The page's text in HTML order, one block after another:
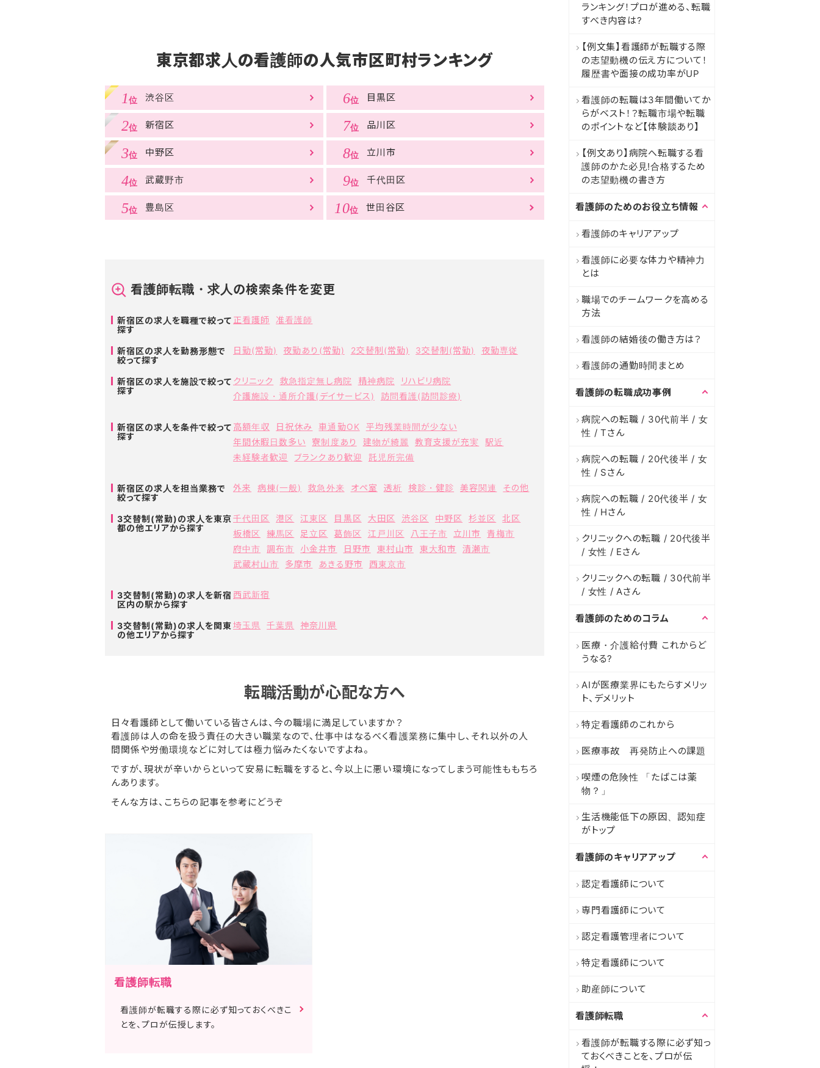
東京都求人の看護師の人気市区町村ランキング
渋谷区
新宿区
中野区
武蔵野市
豊島区
目黒区
品川区
立川市
千代田区
世田谷区
看護師転職・求人の検索条件を変更
新宿区の求人を職種で絞って
探す
正看護師 准看護師
新宿区の求人を勤務形態で
絞って探す
日勤(常勤) 夜勤あり(常勤) 2交替制(常勤) 3交替制(常勤) 夜勤専従
新宿区の求人を施設で絞って
探す
クリニック 救急指定無し病院 精神病院
リハビリ病院
介護施設・通所介護(デイサービス)
訪問看護(訪問診療)
新宿区の求人を条件で絞って
探す
高額年収 日祝休み 車通勤OK
平均残業時間が少ない
年間休暇日数多い
寮制度あり 建物が綺麗 教育支援が充実
駅近
未経験者歓迎
ブランクあり歓迎 託児所完備
新宿区の求人を担当業務で
絞って探す
外来 病棟(一般) 救急外来 オペ室 透析 検診・健診 美容関連 その他
3交替制(常勤)の求人を東京
都の他エリアから探す
千代田区 港区 江東区 目黒区 大田区 渋谷区 中野区 杉並区
北区
板橋区
練馬区 足立区 葛飾区 江戸川区 八王子市 立川市
青梅市
府中市
調布市 小金井市 日野市 東村山市 東大和市
清瀬市
武蔵村山市
多摩市 あきる野市 西東京市
3交替制(常勤)の求人を新宿
区内の駅から探す
西武新宿
3交替制(常勤)の求人を関東
の他エリアから探す
埼玉県 千葉県 神奈川県
転職活動が心配な方へ
日々看護師として働いている皆さんは、今の職場に満足していますか？
看護師は人の命を扱う責任の大きい職業なので、仕事中はなるべく看護業務に集中し、それ以外の人
間関係や労働環境などに対しては極力悩みたくないですよね。
ですが、現状が辛いからといって安易に転職をすると、今以上に悪い環境になってしまう可能性ももちろ
んあります。
そんな方は、こちらの記事を参考にどうぞ
看護師転職
看護師が転職する際に必ず知っておくべきこ
とを、プロが伝授します。
ランキング！プロが進める、転職
すべき内容は?
【例文集】看護師が転職する際
の志望動機の伝え方について！
履歴書や面接の成功率がUP
看護師の転職は3年間働いてか
らがベスト！？転職市場や転職
のポイントなど【体験談あり】
【例文あり】病院へ転職する看
護師のかた必見!合格するため
の志望動機の書き方
看護師のためのお役立ち情報
看護師のキャリアアップ
看護師に必要な体力や精神力
とは
職場でのチームワークを高める
方法
看護師の結婚後の働き方は？
看護師の通勤時間まとめ
看護師の転職成功事例
病院への転職 / 30代前半 / 女
性 / Tさん
病院への転職 / 20代後半 / 女
性 / Sさん
病院への転職 / 20代後半 / 女
性 / Hさん
クリニックへの転職 / 20代後半
/ 女性 / Eさん
クリニックへの転職 / 30代前半
/ 女性 / Aさん
看護師のためのコラム
医療・介護給付費 これからど
うなる?
AIが医療業界にもたらすメリッ
ト、デメリット
特定看護師のこれから
医療事故 再発防止への課題
喫煙の危険性 「たばこは薬
物？」
生活機能低下の原因、認知症
がトップ
看護師のキャリアアップ
認定看護師について
専門看護師について
認定看護管理者について
特定看護師について
助産師について
看護師転職
看護師が転職する際に必ず知っ
ておくべきことを、プロが伝